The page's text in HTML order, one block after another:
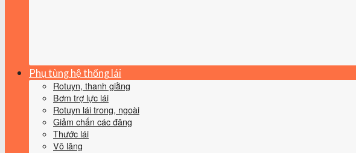
Phụ tùng hệ thống lái
Rotuyn, thanh giằng
Bơm trợ lực lái
Rotuyn lái trong, ngoài
Giảm chấn các đăng
Thước lái
Vô lăng